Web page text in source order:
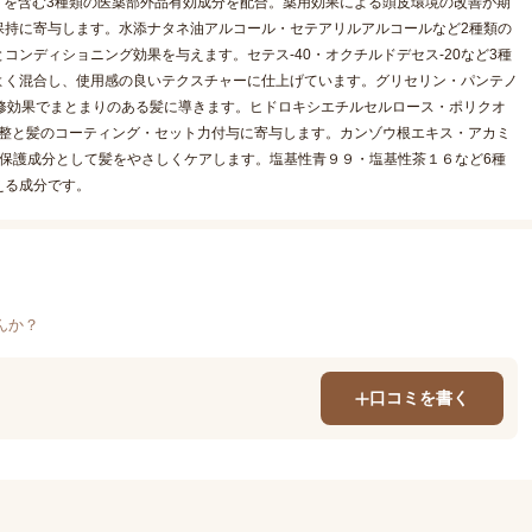
に寄与します。水添ナタネ油アルコール・セテアリルアルコールなど2種類の
ンディショニング効果を与えます。セテス-40・オクチルドデセス-20など3種
混合し、使用感の良いテクスチャーに仕上げています。グリセリン・パンテノ
果でまとまりのある髪に導きます。ヒドロキシエチルセルロース・ポリクオ
髪のコーティング・セット力付与に寄与します。カンゾウ根エキス・アカミ
護成分として髪をやさしくケアします。塩基性青９９・塩基性茶１６など6種
成分です。
か？
口コミを書く